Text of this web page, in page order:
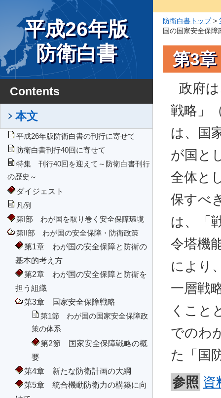
平成26年版
防衛白書
Contents
本文
平成26年版防衛白書の刊行に寄せて
防衛白書刊行40回に寄せて
特集 刊行40回を迎えて～防衛白書刊行
の歴史～
ダイジェスト
凡例
第I部 わが国を取り巻く安全保障環境
第II部 わが国の安全保障・防衛政策
第1章 わが国の安全保障と防衛の
基本的考え方
第2章 わが国の安全保障と防衛を
担う組織
第3章 国家安全保障戦略
第1節 わが国の国家安全保障政
策の体系
第2節 国家安全保障戦略の概
要
第4章 新たな防衛計画の大綱
第5章 統合機動防衛力の構築に向
防衛白書トップ>
国の国家安全保障
第3
政府
戦略」
は、国
が国と
全体と
保すべ
は、「
令塔機
により
一層戦
くこと
でのわ
た「国
参照 資